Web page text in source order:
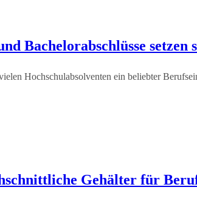
Bachelorabschlüsse setzen
Hochschulabsolventen ein beliebter
Gehälter für